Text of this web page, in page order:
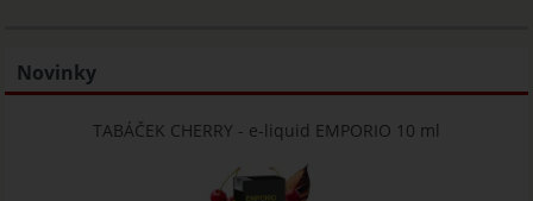
Novinky
TABÁČEK CHERRY - e-liquid EMPORIO 10 ml